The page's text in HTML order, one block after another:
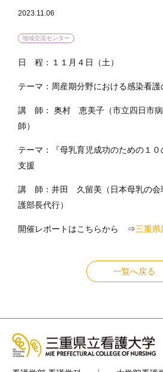
2023.11.06
地域交流センター
日 程：１１月４日（土）
テーマ：周産期分野における感染看護
講 師： 奥村 恵美子（市立四日市
師）
テーマ：『母乳育児成功のための１０
支援
講 師：井田 久留美（日本母乳の
護部長代行）
開催レポートはこちらから ⇒三重県
一覧へ戻る